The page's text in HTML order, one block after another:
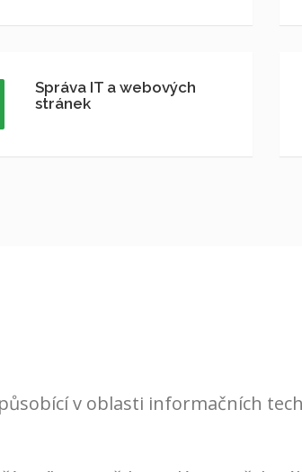
Správa IT a webových
stránek
v oblasti informačních